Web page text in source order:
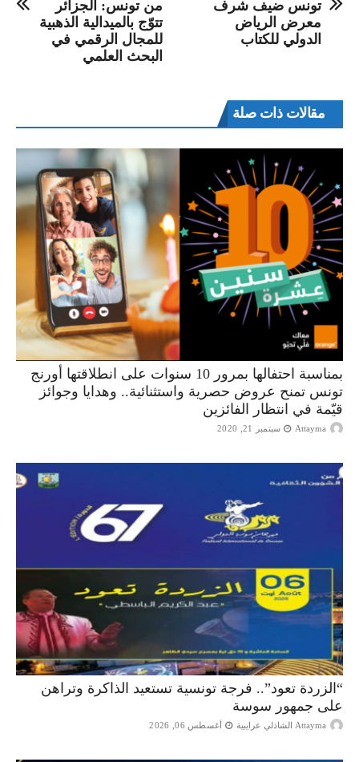
من تونس: الجزائر
تتوّج بالميدالية الذهبية
للمجال الرقمي في
البحث العلمي
تونس ضيف شرف
معرض الرياض
الدولي للكتاب
مقالات ذات صلة
بمناسبة احتفالها بمرور 10 سنوات على انطلاقتها أورنج
تونس تمنح عروض حصرية واستثنائية.. وهدايا وجوائز
قيّمة في انتظار الفائزين
Attayma سبتمبر 21, 2020
“الزردة تعود”.. فرجة تونسية تستعيد الذاكرة وتراهن
على جمهور سوسة
Attayma الشاذلي عرايبية أغسطس 06, 2026